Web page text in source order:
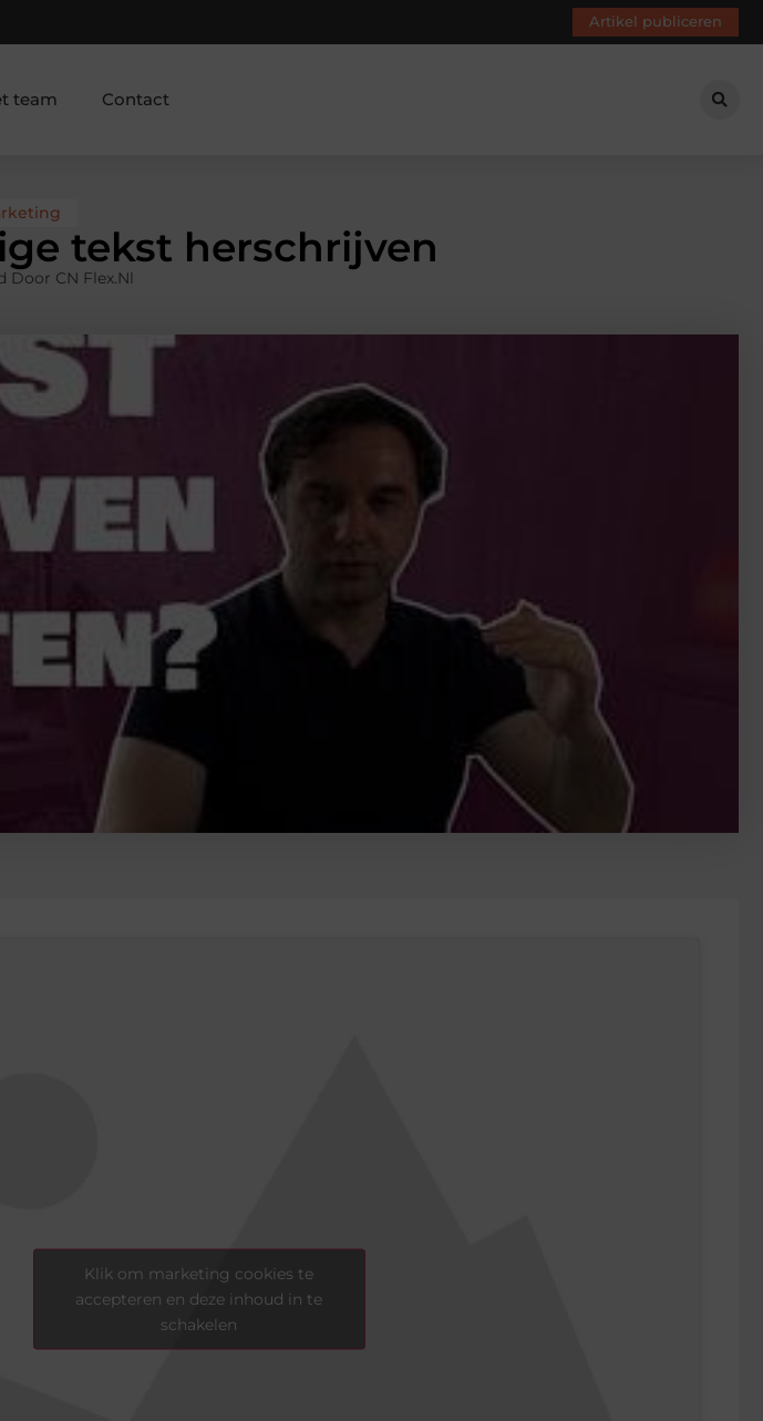
Artikel publiceren
team Contact
tekst herschrijven
Door CN Flex.nl
Klik om marketing cookies te
accepteren en deze inhoud in te
schakelen